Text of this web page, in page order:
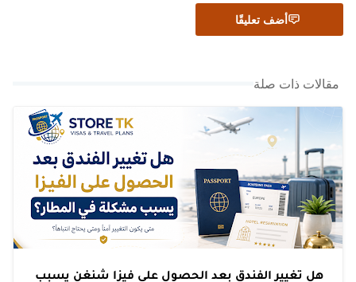
أضف تعليقًا
مقالات ذات صلة
هل تغيير الفندق بعد الحصول على فيزا شنغن يسبب